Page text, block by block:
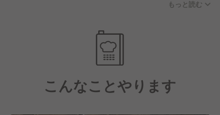
もっと読む
こんなことやります